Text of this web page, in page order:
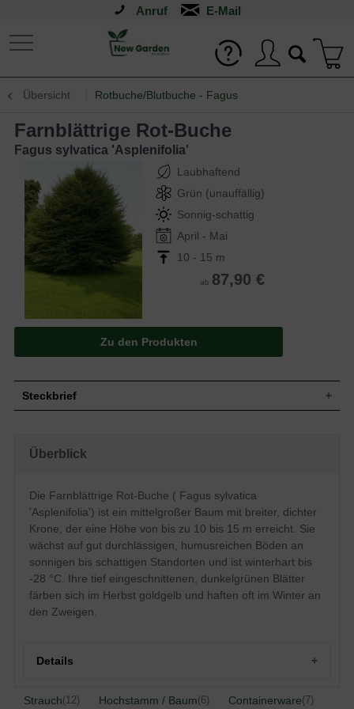
Anruf
Übersicht Rotbuche/Blutbuche - Fagus
Farnblättrige Rot-Buche
Fagus sylvatica 'Asplenifolia'
Laubhaftend
Grün (unauffällig)
Sonnig-schattig
April - Mai
10 - 15 m
ab 87,90 €
Zu den Produkten
Steckbrief
Wuchshöhe
Blatt
tief gelappt, seidig behaart, dunkelgrün
glänzend, Herbstfarbe goldgelb, im Winter
haftet das Laub
Frucht
Lange Nüsse (als Bucheckern bekannt)
Blüte
Unauffällig
Blütezeit
April - Mai
Glatt und grau
Wurzeln
Standort
Die Fagus sylvatica 'Asplenifolia'
Überblick
Die Farnblättrige Rot-Buche ( Fagus sylvatica
'Asplenifolia') ist ein mittelgroßer Baum mit breiter, dichter
Krone, der eine Höhe von bis zu 10 bis 15 m erreicht. Sie
wächst auf gut durchlässigen, humusreichen Böden an
sonnigen bis schattigen Standorten und ist winterhart bis
-28 °C. Ihre tief eingeschnittenen, dunkelgrünen Blätter
färben sich im Herbst goldgelb und haften oft im Winter an
den Zweigen.
Details
Herkunft und Besonderheiten der Fagus sylvatica
Strauch(12) Hochstamm / Baum(6) Containerware(7)